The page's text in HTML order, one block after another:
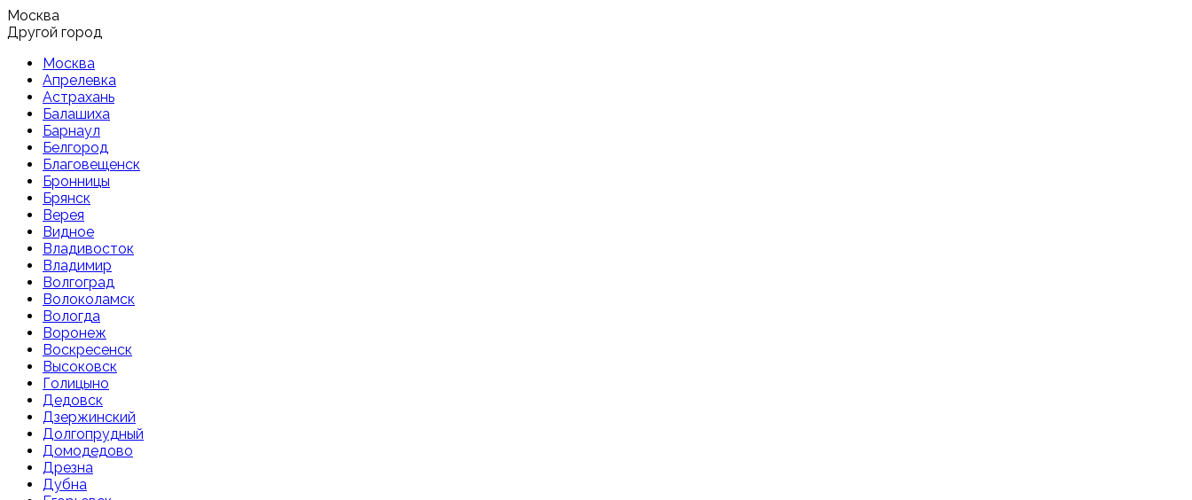
Москва
Другой город
Москва
Апрелевка
Астрахань
Балашиха
Барнаул
Белгород
Благовещенск
Бронницы
Брянск
Верея
Видное
Владивосток
Владимир
Волгоград
Волоколамск
Вологда
Воронеж
Воскресенск
Высоковск
Голицыно
Дедовск
Дзержинский
Долгопрудный
Домодедово
Дрезна
Дубна